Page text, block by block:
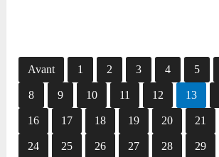
Avant 1 2 3 4 5
8 9 10 11 12 13
16 17 18 19 20 21
24 25 26 27 28 29